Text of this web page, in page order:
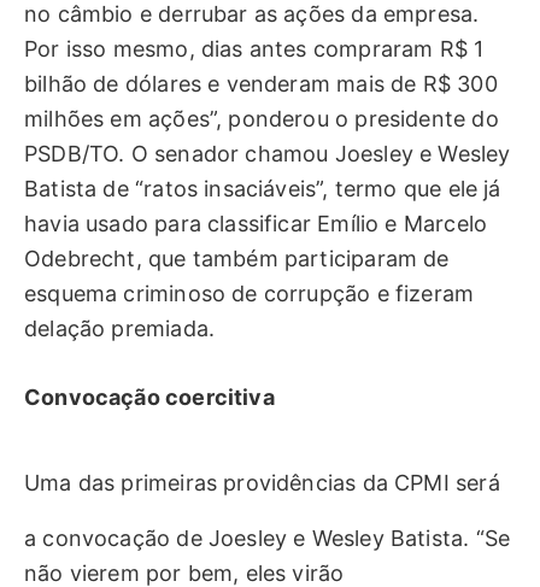
no câmbio e derrubar as ações da empresa.
Por isso mesmo, dias antes compraram R$ 1
bilhão de dólares e venderam mais de R$ 300
milhões em ações”, ponderou o presidente do
PSDB/TO. O senador chamou Joesley e Wesley
Batista de “ratos insaciáveis”, termo que ele já
havia usado para classificar Emílio e Marcelo
Odebrecht, que também participaram de
esquema criminoso de corrupção e fizeram
delação premiada.
Convocação coercitiva
Uma das primeiras providências da CPMI será
a convocação de Joesley e Wesley Batista. “Se
não vierem por bem, eles virão